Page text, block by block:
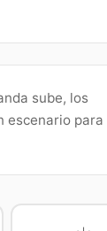
sube, los
escenario para